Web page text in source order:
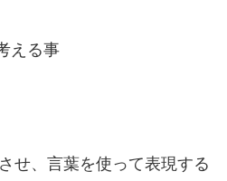
える事
せ、言葉を使って表現する